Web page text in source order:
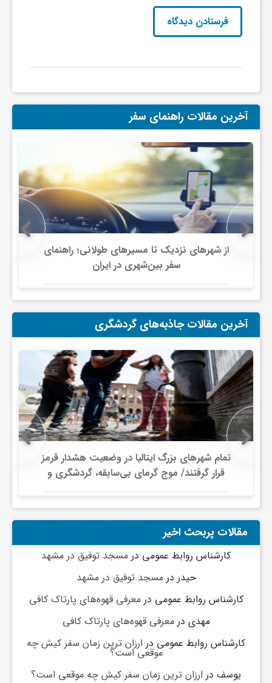
ن آخرین مقالات راهنمای سفر
از شهرهای نزدیک تا مسیرهای طولانی؛ راهنمای
سفر بین‌شهری در ایران
آخرین مقالات جاذبه‌های گردشگری
تمام شهرهای بزرگ ایتالیا در وضعیت هشدار قرمز
قرار گرفتند/ موج گرمای بی‌سابقه، گردشگری و
زیرساخت‌های اروپا را تحت فشار قرار داد
مقالات پربحث اخیر
کارشناس روابط عمومی در مسجد توفیق در مشهد
حیدر درمسجد توفیق در مشهد
کارشناس روابط عمومی درمعرفی قهوه‌های پارتاک کافی
مهدی درمعرفی قهوه‌های پارتاک کافی
کارشناس روابط عمومی در ارزان ترین زمان سفر کیش چه
موقعی است؟
یوسف در ارزان ترین زمان سفر کیش چه موقعی است؟